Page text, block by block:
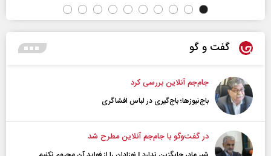
گفت و گو
جام‌جم آنلاین بررسی کرد
باج‌نیوزها؛ باج‌گیری در لباس افشاگری
در گفت‌و‌گو با جام‌جم آنلاین مطرح شد